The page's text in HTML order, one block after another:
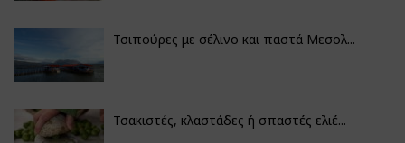
Τσιπούρες με σέλινο και παστά Μεσολ...
Τσακιστές, κλαστάδες ή σπαστές ελιέ...